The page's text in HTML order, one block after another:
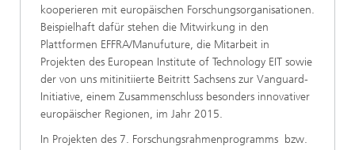
kooperieren mit europäischen Forschungsorganisationen.
Beispielhaft dafür stehen die Mitwirkung in den
Plattformen EFFRA/Manufuture, die Mitarbeit in
Projekten des European Institute of Technology EIT sowie
der von uns mitinitiierte Beitritt Sachsens zur Vanguard-
Initiative, einem Zusammenschluss besonders innovativer
europäischer Regionen, im Jahr 2015.
In Projekten des 7. Forschungsrahmenprogramms bzw.